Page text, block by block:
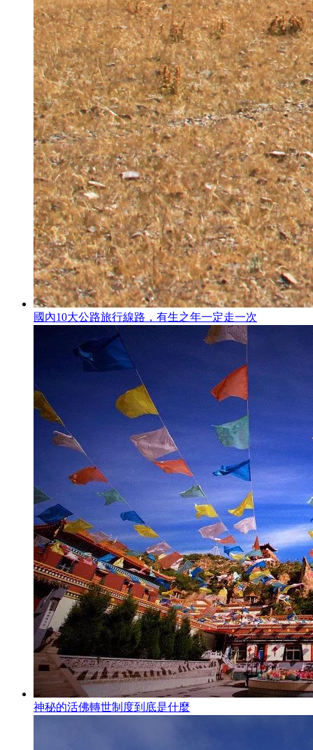
國內10大公路旅行線路，有生之年一定走一次
神秘的活佛轉世制度到底是什麼